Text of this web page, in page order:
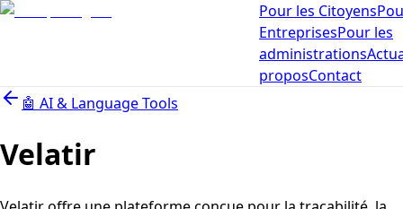
Pour les Citoyens
EntreprisesPour les
administrations
proposContact
🤖 AI & Language Tools
Velatir